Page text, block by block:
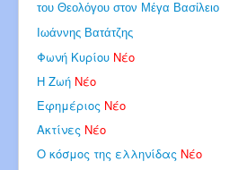
του Θεολόγου στον Μέγα Βασίλειο
Ιωάννης Βατάτζης
Φωνή Κυρίου Νέο
Η Ζωή Νέο
Εφημέριος Νέο
Ακτίνες Νέο
Ο κόσμος της ελληνίδας Νέο